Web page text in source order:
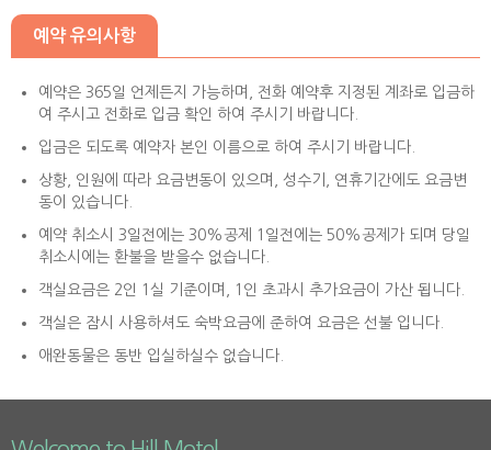
예약 유의사항
예약은 365일 언제든지 가능하며, 전화 예약후 지정된 계좌로 입금하
여 주시고 전화로 입금 확인 하여 주시기 바랍니다.
입금은 되도록 예약자 본인 이름으로 하여 주시기 바랍니다.
상황, 인원에 따라 요금변동이 있으며, 성수기, 연휴기간에도 요금변
동이 있습니다.
예약 취소시 3일전에는 30%공제 1일전에는 50%공제가 되며 당일
취소시에는 환불을 받을수 없습니다.
객실요금은 2인 1실 기준이며, 1인 초과시 추가요금이 가산 됩니다.
객실은 잠시 사용하셔도 숙박요금에 준하여 요금은 선불 입니다.
애완동물은 동반 입실하실수 없습니다.